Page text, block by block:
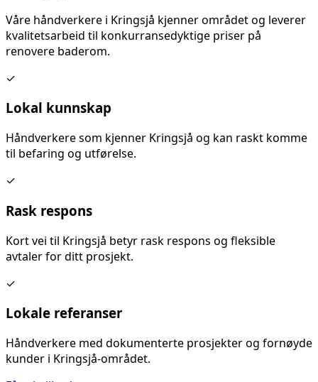
Våre håndverkere i Kringsjå kjenner området og leverer
kvalitetsarbeid til konkurransedyktige priser på
renovere baderom.
✓
Lokal kunnskap
Håndverkere som kjenner Kringsjå og kan raskt komme
til befaring og utførelse.
✓
Rask respons
Kort vei til Kringsjå betyr rask respons og fleksible
avtaler for ditt prosjekt.
✓
Lokale referanser
Håndverkere med dokumenterte prosjekter og fornøyde
kunder i Kringsjå-området.